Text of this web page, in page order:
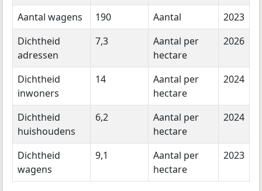
Aantal wagens 190 Aantal
2023
Dichtheid
adressen
7,3
Aantal per
hectare
2026
Dichtheid
inwoners
14
Aantal per
hectare
2024
Dichtheid
huishoudens
6,2
Aantal per
hectare
2024
Dichtheid
wagens
9,1
Aantal per
hectare
2023